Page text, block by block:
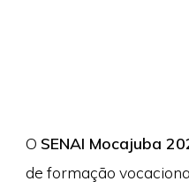
O SENAI Mocajuba
de formação